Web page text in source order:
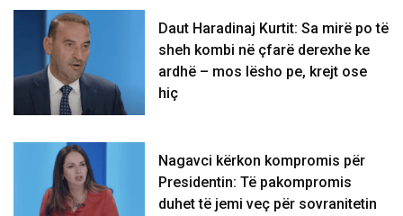
Daut Haradinaj Kurtit: Sa mirë po të
sheh kombi në çfarë derexhe ke
ardhë – mos lësho pe, krejt ose
hiç
Nagavci kërkon kompromis për
Presidentin: Të pakompromis
duhet të jemi veç për sovranitetin